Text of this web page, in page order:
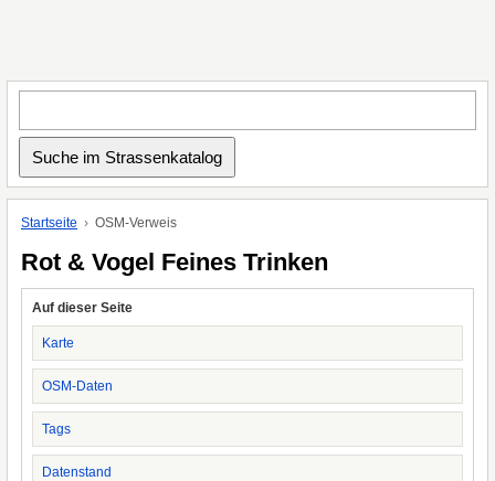
Startseite OSM-Verweis
Rot & Vogel Feines Trinken
Auf dieser Seite
Karte
OSM-Daten
Tags
Datenstand